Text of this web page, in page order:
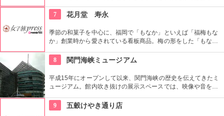
もぜひ利用してもらいたい。
7 花月堂 寿永
季節の和菓子を中心に、福岡で「もなか」といえば「福梅もな
か」創業時から愛されている看板商品。梅の形をした「もな
風味豊かにするアクセントとなっています。世代を問わず人気
があるシナモンの香り豊かな「唐舟」など、程良い甘さのもの
から、しっかりした上品な和菓子（餡）は濃いめのお茶と一緒
に頂きたい。
8 関門海峡ミュージアム
平成15年にオープンして以来、関門海峡の歴史を伝えてきたミ
ュージアム。館内吹き抜けの展示スペースでは、映像や音を体
「海峡レトロ通り」は大正時代の街並みが再現され、タイムト
リップした気分を味わえます。
9 五穀けやき通り店